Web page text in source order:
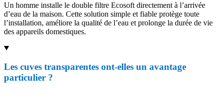
Un homme installe le double filtre Ecosoft directement à l’arrivée
d’eau de la maison. Cette solution simple et fiable protège toute
l’installation, améliore la qualité de l’eau et prolonge la durée de vie
des appareils domestiques.
Les cuves transparentes ont-elles un avantage
particulier ?